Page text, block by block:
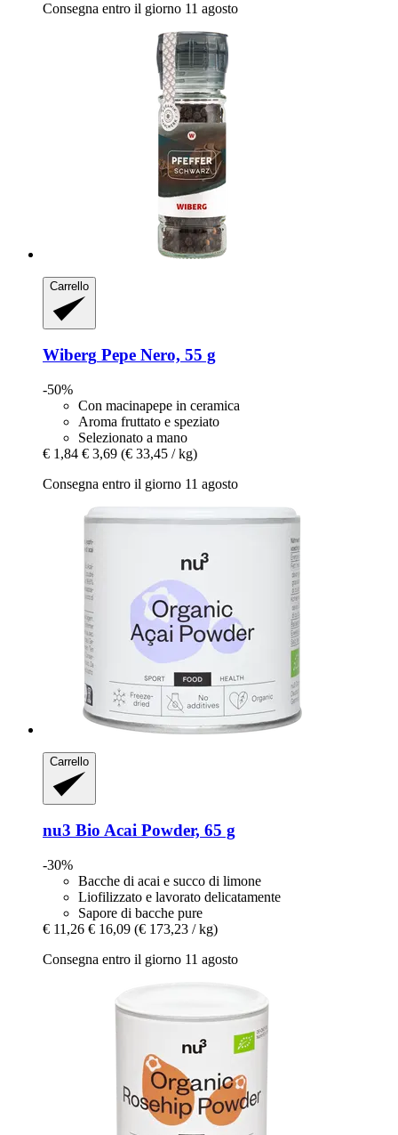
Consegna entro il giorno 11 agosto
Carrello
Wiberg Pepe Nero, 55 g
-50%
Con macinapepe in ceramica
Aroma fruttato e speziato
Selezionato a mano
€ 1,84 € 3,69 (€ 33,45 / kg)
Consegna entro il giorno 11 agosto
Carrello
nu3 Bio Acai Powder, 65 g
-30%
Bacche di acai e succo di limone
Liofilizzato e lavorato delicatamente
Sapore di bacche pure
€ 11,26 € 16,09 (€ 173,23 / kg)
Consegna entro il giorno 11 agosto